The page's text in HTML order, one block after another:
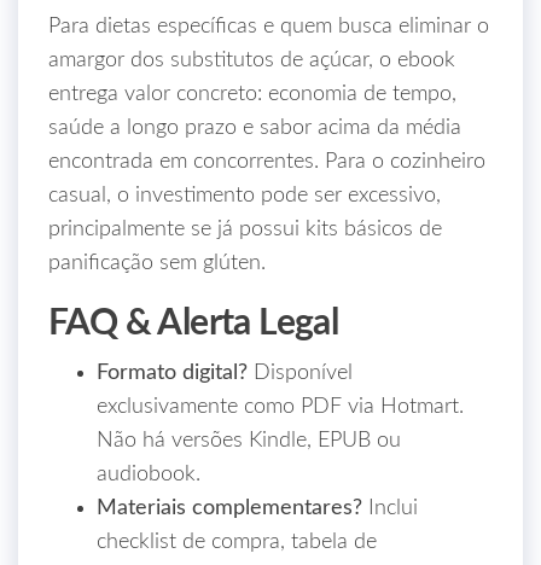
Para dietas específicas e quem busca eliminar o
amargor dos substitutos de açúcar, o ebook
entrega valor concreto: economia de tempo,
saúde a longo prazo e sabor acima da média
encontrada em concorrentes. Para o cozinheiro
casual, o investimento pode ser excessivo,
principalmente se já possui kits básicos de
panificação sem glúten.
FAQ & Alerta Legal
Formato digital? Disponível
exclusivamente como PDF via Hotmart.
Não há versões Kindle, EPUB ou
audiobook.
Materiais complementares? Inclui
checklist de compra, tabela de